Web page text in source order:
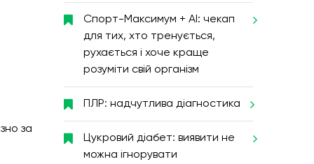
за
Спорт-Максимум + AI: чекап
для тих, хто тренується,
рухається і хоче краще
розуміти свій організм
ПЛР: надчутлива діагностика
Цукровий діабет: виявити не
можна ігнорувати